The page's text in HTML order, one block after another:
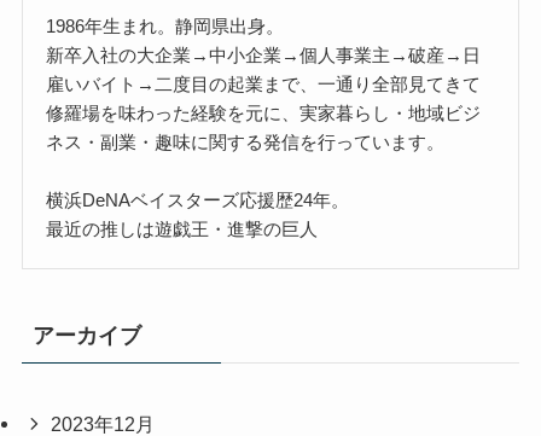
1986年生まれ。静岡県出身。
新卒入社の大企業→中小企業→個人事業主→破産→日
雇いバイト→二度目の起業まで、一通り全部見てきて
修羅場を味わった経験を元に、実家暮らし・地域ビジ
ネス・副業・趣味に関する発信を行っています。
横浜DeNAベイスターズ応援歴24年。
最近の推しは遊戯王・進撃の巨人
アーカイブ
2023年12月